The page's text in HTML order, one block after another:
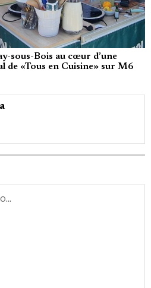
sous-Bois au cœur d’une
de «Tous en Cuisine» sur M6